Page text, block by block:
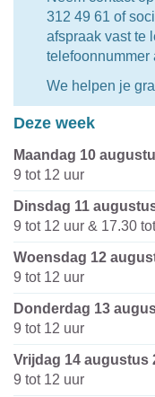
312 49 61 of
afspraak vast te
telefoonnummer
We helpen je
Deze week
maandag 10
9 tot 12 uur
dinsdag 11
9 tot 12 uur & 17.30 tot
woensdag 12
9 tot 12 uur
donderdag 13
9 tot 12 uur
vrijdag 14 augustus
9 tot 12 uur